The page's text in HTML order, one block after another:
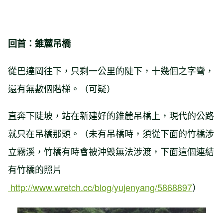
回首：錐麓吊橋
從巴達岡往下，只剩一公里的陡下，十幾個之字彎，
還有無數個階梯。（可疑）
直奔下陡坡，站在新建好的錐麓吊橋上，現代的公路
就只在吊橋那頭。（未有吊橋時，須從下面的竹橋涉
立霧溪，竹橋有時會被沖毀無法涉渡，下面這個連結
有竹橋的照片
http://www.wretch.cc/blog/yujenyang/5868897）